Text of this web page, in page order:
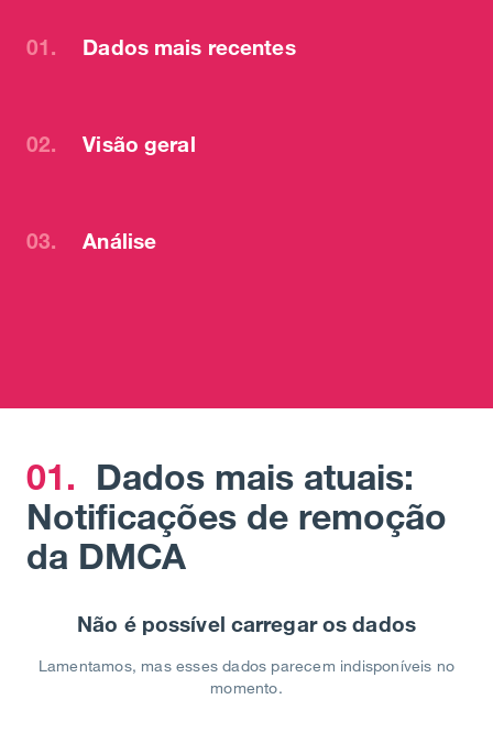
01. Dados mais recentes
02. Visão geral
03. Análise
01. Dados mais atuais:
Notificações de remoção
da DMCA
Não é possível carregar os dados
Lamentamos, mas esses dados parecem indisponíveis no
momento.